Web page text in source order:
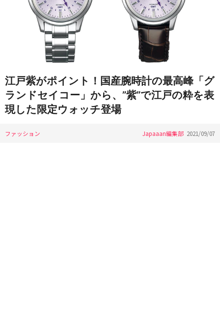
江戸紫がポイント！国産腕時計の最高峰「グ
ランドセイコー」から、”紫”で江戸の粋を表
現した限定ウォッチ登場
ファッション Japaaan編集部 2021/09/07